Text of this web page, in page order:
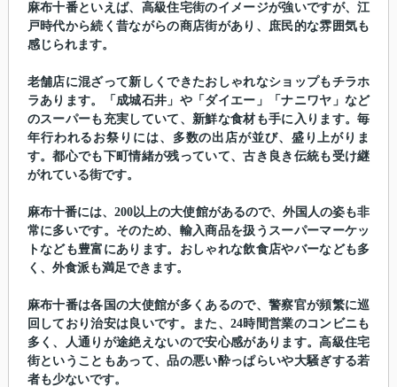
麻布十番といえば、高級住宅街のイメージが強いですが、江
戸時代から続く昔ながらの商店街があり、庶民的な雰囲気も
感じられます。
老舗店に混ざって新しくできたおしゃれなショップもチラホ
ラあります。「成城石井」や「ダイエー」「ナニワヤ」など
のスーパーも充実していて、新鮮な食材も手に入ります。毎
年行われるお祭りには、多数の出店が並び、盛り上がりま
す。都心でも下町情緒が残っていて、古き良き伝統も受け継
がれている街です。
麻布十番には、200以上の大使館があるので、外国人の姿も非
常に多いです。そのため、輸入商品を扱うスーパーマーケッ
トなども豊富にあります。おしゃれな飲食店やバーなども多
く、外食派も満足できます。
麻布十番は各国の大使館が多くあるので、警察官が頻繁に巡
回しており治安は良いです。また、24時間営業のコンビニも
多く、人通りが途絶えないので安心感があります。高級住宅
街ということもあって、品の悪い酔っぱらいや大騒ぎする若
者も少ないです。